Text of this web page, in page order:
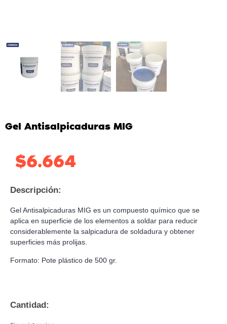
Gel Antisalpicaduras MIG
$6.664
Descripción:
Gel Antisalpicaduras MIG es un compuesto químico que se
aplica en superficie de los elementos a soldar para reducir
considerablemente la salpicadura de soldadura y obtener
superficies más prolijas.
Formato: Pote plástico de 500 gr.
Cantidad: